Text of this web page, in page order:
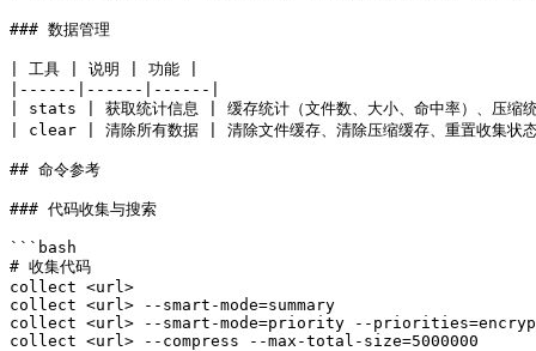
### 数据管理
| 工具 | 说明 | 功能 |
|------|------|------|
| stats | 获取统计信息 | 缓存统计（文件数、大小、命中率）、压缩统
| clear | 清除所有数据 | 清除文件缓存、清除压缩缓存、重置收集状
## 命令参考
### 代码收集与搜索
```bash
# 收集代码
collect <url>
collect <url> --smart-mode=summary
collect <url> --smart-mode=priority --
collect <url> --compress --max-total-size=5000000